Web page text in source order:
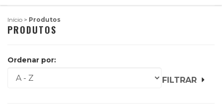
Início > Produtos
PRODUTOS
Ordenar por:
FILTRAR